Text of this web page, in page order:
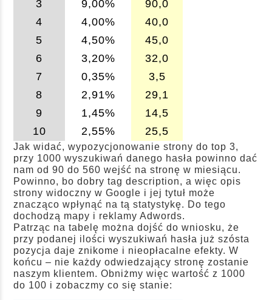
3 9,00%
90,0
4
4,00%
40,0
5
4,50%
45,0
6
3,20%
32,0
7
0,35%
3,5
8
2,91%
29,1
9
1,45%
14,5
10
2,55% 25,5
Jak widać, wypozycjonowanie strony do top 3,
przy 1000 wyszukiwań danego hasła powinno dać
nam od 90 do 560 wejść na stronę w miesiącu.
Powinno, bo dobry tag description, a więc opis
strony widoczny w Google i jej tytuł może
znacząco wpłynąć na tą statystykę. Do tego
dochodzą mapy i reklamy Adwords.
Patrząc na tabelę można dojść do wniosku, że
przy podanej ilości wyszukiwań hasła już szósta
pozycja daje znikome i nieopłacalne efekty. W
końcu – nie każdy odwiedzający stronę zostanie
naszym klientem. Obniżmy więc wartość z 1000
do 100 i zobaczmy co się stanie: